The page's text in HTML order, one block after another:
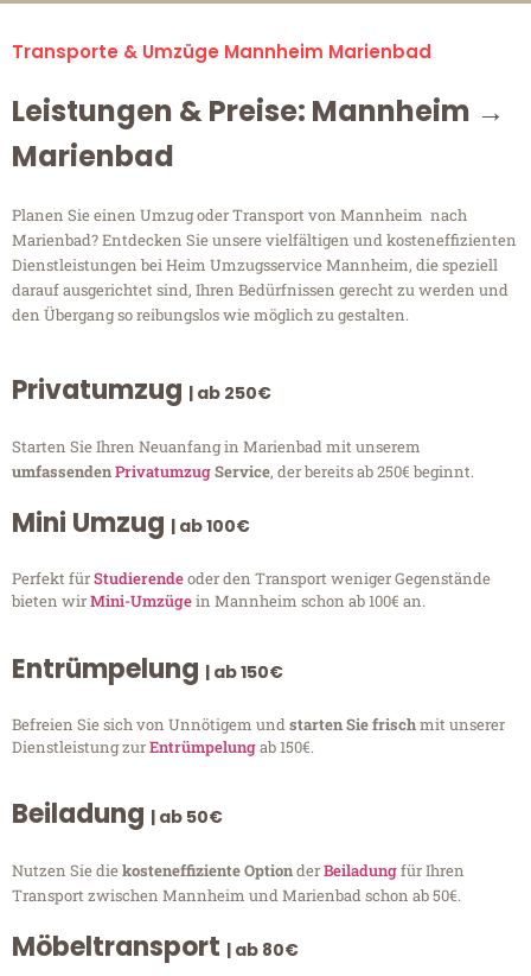
Transporte & Umzüge Mannheim Marienbad
Leistungen & Preise: Mannheim →
Marienbad
Planen Sie einen Umzug oder Transport von Mannheim nach
Marienbad? Entdecken Sie unsere vielfältigen und kosteneffizienten
Dienstleistungen bei Heim Umzugsservice Mannheim, die speziell
darauf ausgerichtet sind, Ihren Bedürfnissen gerecht zu werden und
den Übergang so reibungslos wie möglich zu gestalten.
Privatumzug | ab 250€
Starten Sie Ihren Neuanfang in Marienbad mit unserem
umfassendenPrivatumzugService, der bereits ab 250€ beginnt.
Mini Umzug | ab 100€
Perfekt fürStudierendeoder den Transport weniger Gegenstände
bieten wirMini-Umzügein Mannheim schon ab 100€ an.
Entrümpelung | ab 150€
Befreien Sie sich von Unnötigem undstarten Sie frischmit unserer
Dienstleistung zurEntrümpelungab 150€.
Beiladung | ab 50€
Nutzen Sie diekosteneffiziente OptionderBeiladungfür Ihren
Transport zwischen Mannheim und Marienbad schon ab 50€.
Möbeltransport | ab 80€